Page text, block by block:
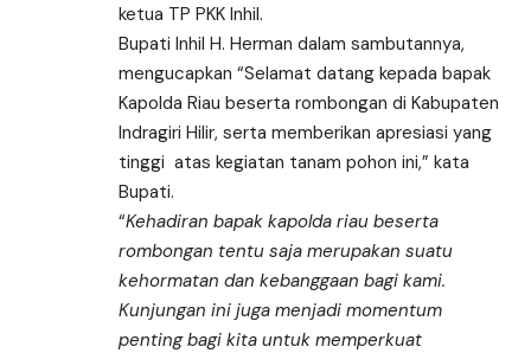
ketua TP PKK Inhil.
Bupati Inhil H. Herman dalam sambutannya,
mengucapkan “Selamat datang kepada bapak
Kapolda Riau beserta rombongan di Kabupaten
Indragiri Hilir, serta memberikan apresiasi yang
tinggi atas kegiatan tanam pohon ini,” kata
Bupati.
“Kehadiran bapak kapolda riau beserta
rombongan tentu saja merupakan suatu
kehormatan dan kebanggaan bagi kami.
Kunjungan ini juga menjadi momentum
penting bagi kita untuk memperkuat